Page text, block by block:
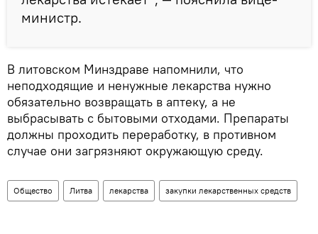
министр.
В литовском Минздраве напомнили, что
неподходящие и ненужные лекарства нужно
обязательно возвращать в аптеку, а не
выбрасывать с бытовыми отходами. Препараты
должны проходить переработку, в противном
случае они загрязняют окружающую среду.
Общество Литва лекарства закупки лекарственных средств